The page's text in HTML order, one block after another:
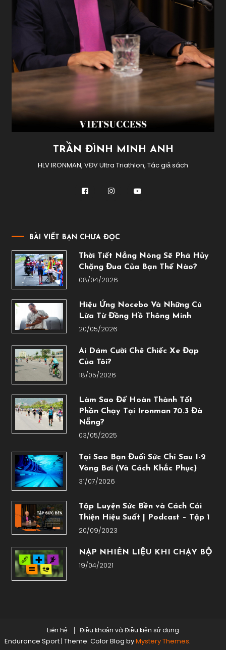
TRẦN ĐÌNH MINH ANH
HLV IRONMAN, VĐV Ultra Triathlon, Tác giả sách
BÀI VIẾT BẠN CHƯA ĐỌC
Thời Tiết Nắng Nóng Sẽ Phá Hủy
Chặng Đua Của Bạn Thế Nào?
08/04/2026
Hiệu Ứng Nocebo Và Những Cú
Lừa Từ Đồng Hồ Thông Minh
20/05/2026
Ai Dám Cười Chê Chiếc Xe Đạp
Của Tôi?
18/05/2026
Làm Sao Để Hoàn Thành Tốt
Phần Chạy Tại Ironman 70.3 Đà
Nẵng?
03/05/2025
Tại Sao Bạn Đuối Sức Chỉ Sau 1-2
Vòng Bơi (Và Cách Khắc Phục)
31/07/2026
Tập Luyện Sức Bền và Cách Cải
Thiện Hiệu Suất | Podcast – Tập 1
20/09/2023
NẠP NHIÊN LIỆU KHI CHẠY BỘ
19/04/2021
Liên hệ Điều khoản và Điều kiện sử dụng
Endurance Sport| Theme: Color Blog byMystery Themes.